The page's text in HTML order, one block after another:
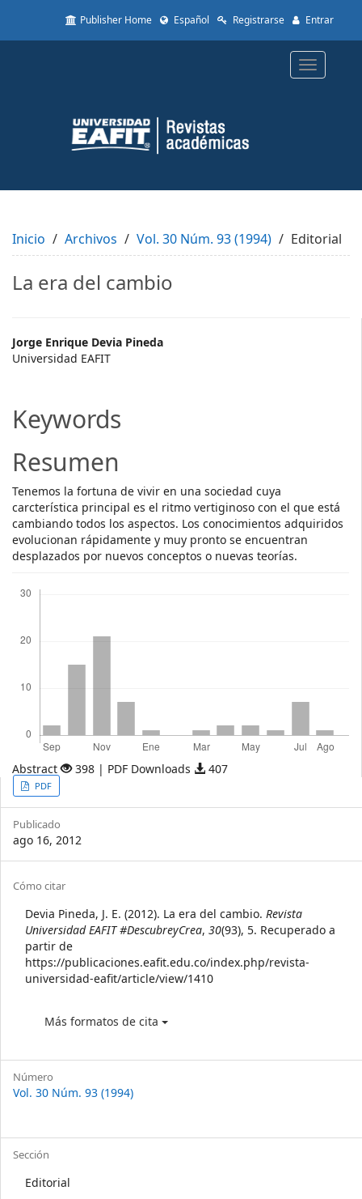
to
Content
Sidebar
Publisher Home Español Registrarse Entrar
Toggle
Inicio Archivos Vol. 30 Núm. 93 (1994) Editorial
La era del cambio
Main
Article
Jorge Enrique Devia Pineda
Universidad EAFIT
Keywords
Resumen
Tenemos la fortuna de vivir en una sociedad cuya
carcterística principal es el ritmo vertiginoso con el que está
cambiando todos los aspectos. Los conocimientos adquiridos
evolucionan rápidamente y muy pronto se encuentran
desplazados por nuevos conceptos o nuevas teorías.
Abstract 398 | PDF Downloads 407
Article
Sidebar
PDF
Publicado
ago 16, 2012
Article
Details
Cómo citar
Devia Pineda, J. E. (2012). La era del cambio. Revista
Universidad EAFIT #DescubreyCrea, 30(93), 5. Recuperado a
partir de
https://publicaciones.eafit.edu.co/index.php/revista-
universidad-eafit/article/view/1410
Más formatos de cita
Número
Vol. 30 Núm. 93 (1994)
Sección
Editorial